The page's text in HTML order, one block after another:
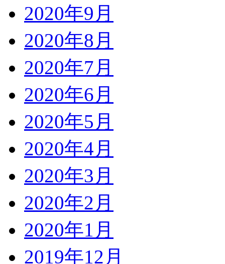
2020年9月
2020年8月
2020年7月
2020年6月
2020年5月
2020年4月
2020年3月
2020年2月
2020年1月
2019年12月